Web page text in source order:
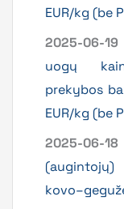
EUR/kg (be
2025-06-19
uogų
prekybos
EUR/kg (be
2025-06-18
(augintojų)